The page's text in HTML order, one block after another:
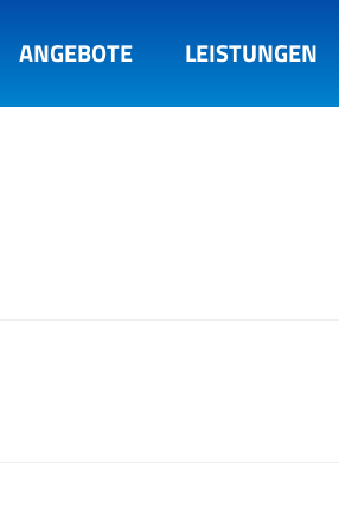
ANGEBOTE LEISTUNGEN